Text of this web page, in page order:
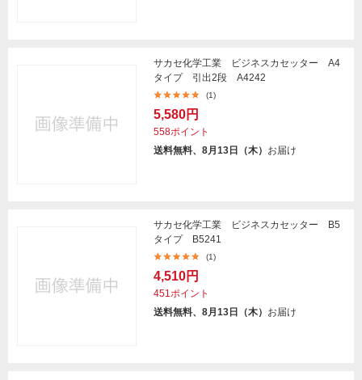
サカセ化学工業 ビジネスカセッター A4
タイプ 引出2段 A4242
(1)
5,580円
558ポイント
送料無料、8月13日（木） お届け
サカセ化学工業 ビジネスカセッター B5
タイプ B5241
(1)
4,510円
451ポイント
送料無料、8月13日（木） お届け